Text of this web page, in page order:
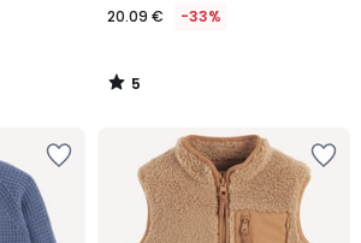
20.09 € -33%
5
/